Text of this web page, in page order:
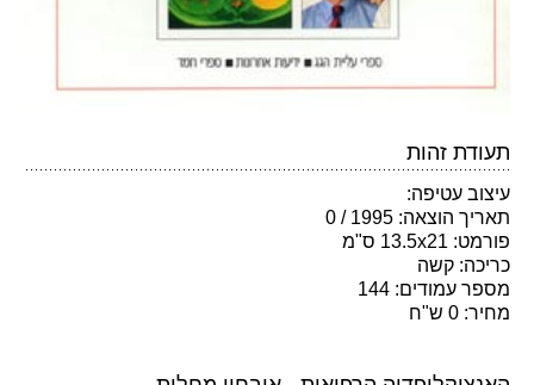
תעודת זהות
עיצוב עטיפה:
תאריך הוצאה: 1995 / 0
פורמט: 13.5x21 ס"מ
כריכה: קשה
מספר עמודים: 144
מחיר: 0 ש"ח